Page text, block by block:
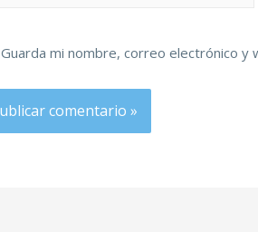
Guarda mi nombre, correo electrónico